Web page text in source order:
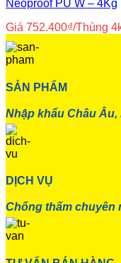
Neoproof PU W – 4Kg
Giá 752.400₫/Thùng
SẢN PHẨM
Nhập khẩu Châu
DỊCH VỤ
Chống thấm chuyên